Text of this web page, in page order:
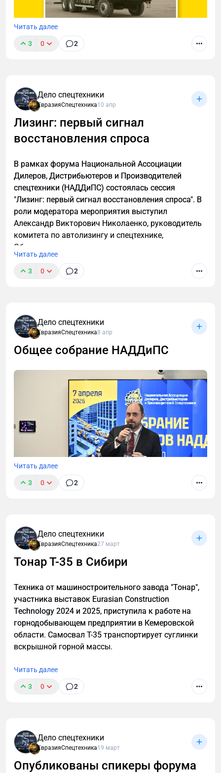
ПАО "КАМАЗ" презентовал новинки для лесной
отрасли. "Мы предлагаем продуктовую программу
«Лесник», это не отдельные машины, а целая
экосистема. Наша цель – закрыть всю
технологическую цепочку: от лесозаготовки до
Читать далее
3 0 2
Дело спецтехники
ЕвразияСпецтехника10 апр
Лизинг: первый сигнал
восстановления спроса
В рамках форума Национальной Ассоциации
Дилеров, Дистрибьютеров и Производителей
спецтехники (НАДДиПС) состоялась сессия
"Лизинг: первый сигнал восстановления спроса". В
роли модератора мероприятия выступил
Александр Викторович Николаенко, руководитель
комитета по автолизингу и спецтехнике,
Объединенная лизинговая ассоциация.
Читать далее
3 0 2
Дело спецтехники
ЕвразияСпецтехника8 апр
Общее собрание НАДДиПС
Дистрибьютеров и производителей Спецтехники
(НАДДиПС) прошел 7 апреля в Москве. Он начался
с общего собрания членов организации. На
мероприятии обсуждались ключевые вопросы.
Читать далее
3 0 2
Дело спецтехники
ЕвразияСпецтехника27 март
Тонар Т-35 в Сибири
Техника от машиностроительного завода "Тонар",
участника выставок Eurasian Construction
Technology 2024 и 2025, приступила к работе на
горнодобывающем предприятии в Кемеровской
области. Самосвал Т-35 транспортирует суглинки
вскрышной горной массы.
Читать далее
3 0 2
Дело спецтехники
ЕвразияСпецтехника19 март
Опубликованы спикеры форума